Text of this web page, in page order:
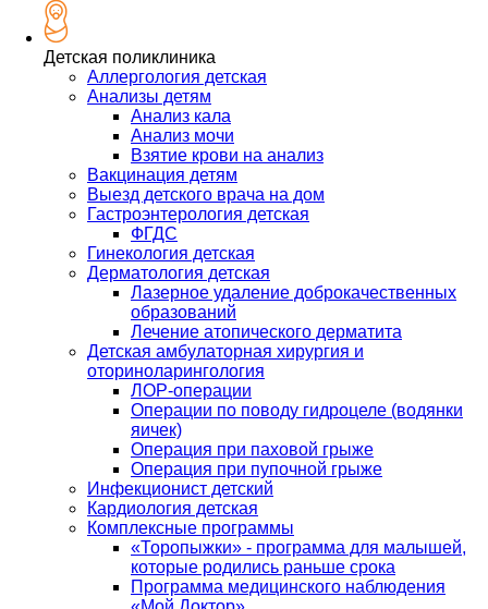
Детская поликлиника
Аллергология детская
Анализы детям
Анализ кала
Анализ мочи
Взятие крови на анализ
Вакцинация детям
Выезд детского врача на дом
Гастроэнтерология детская
ФГДС
Гинекология детская
Дерматология детская
Лазерное удаление доброкачественных
образований
Лечение атопического дерматита
Детская амбулаторная хирургия и
оториноларингология
ЛОР-операции
Операции по поводу гидроцеле (водянки
яичек)
Операция при паховой грыже
Операция при пупочной грыже
Инфекционист детский
Кардиология детская
Комплексные программы
«Торопыжки» - программа для малышей,
которые родились раньше срока
Программа медицинского наблюдения